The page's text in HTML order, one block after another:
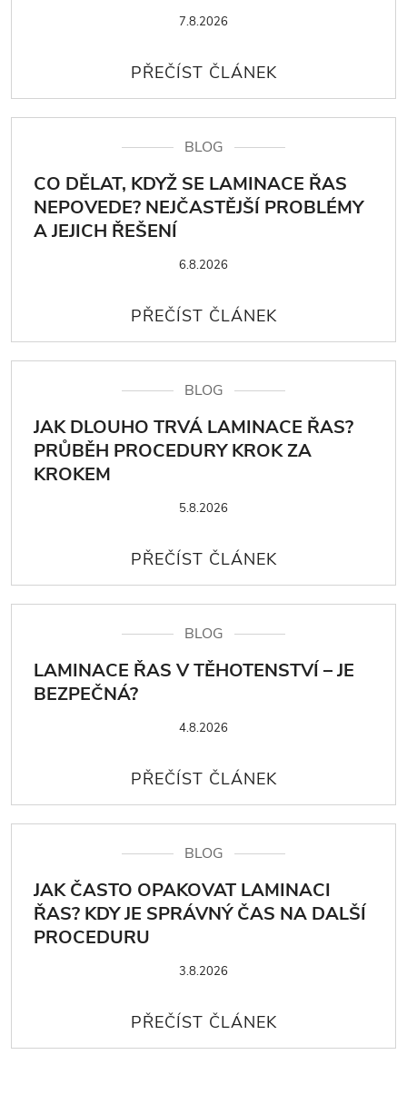
7.8.2026
BLOG
CO DĚLAT, KDYŽ SE LAMINACE ŘAS
NEPOVEDE? NEJČASTĚJŠÍ PROBLÉMY
A JEJICH ŘEŠENÍ
6.8.2026
BLOG
JAK DLOUHO TRVÁ LAMINACE ŘAS?
PRŮBĚH PROCEDURY KROK ZA
KROKEM
5.8.2026
BLOG
LAMINACE ŘAS V TĚHOTENSTVÍ – JE
BEZPEČNÁ?
4.8.2026
BLOG
JAK ČASTO OPAKOVAT LAMINACI
ŘAS? KDY JE SPRÁVNÝ ČAS NA DALŠÍ
PROCEDURU
3.8.2026